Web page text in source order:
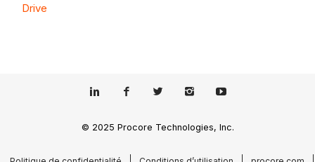
Drive
© 2025 Procore Technologies, Inc.